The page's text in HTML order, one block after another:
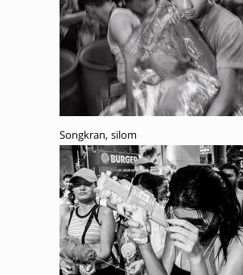
Songkran, silom